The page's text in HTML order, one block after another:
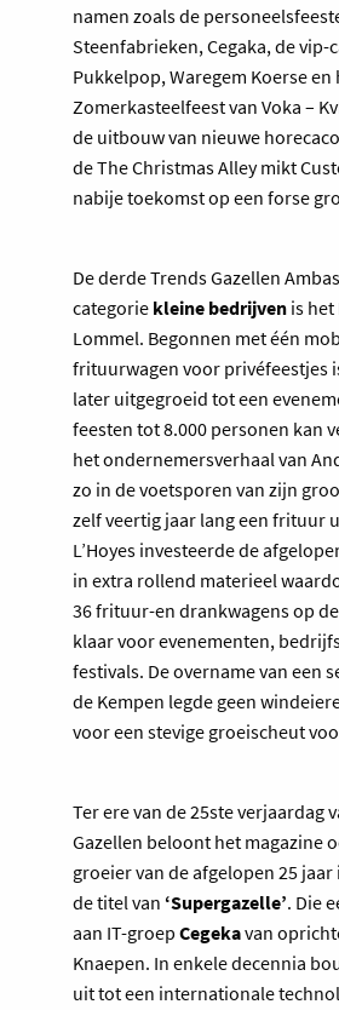
namen zoals de
Steenfabrieken, Cegaka, de vip-
Pukkelpop, Waregem Koerse en
Zomerkasteelfeest van Voka –
de uitbouw van nieuwe
de The Christmas Alley mikt
nabije toekomst op een forse
De derde Trends Gazellen
categorie kleine bedrijven is het
Lommel. Begonnen met één
frituurwagen voor privéfeestjes
later uitgegroeid tot een
feesten tot 8.000 personen kan
het ondernemersverhaal van
zo in de voetsporen van zijn
zelf veertig jaar lang een frituur
L’Hoyes investeerde de
in extra rollend materieel
36 frituur-en drankwagens op
klaar voor evenementen,
festivals. De overname van een
de Kempen legde geen
voor een stevige groeischeut
Ter ere van de 25ste verjaardag
Gazellen beloont het magazine
groeier van de afgelopen 25
de titel van ‘Supergazelle’. Die
aan IT-groep Cegekavan
Knaepen. In enkele decennia
uit tot een internationale